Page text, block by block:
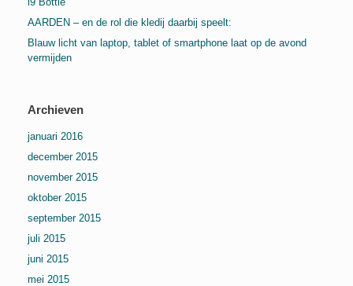
AARDEN – en de rol die kledij daarbij speelt:
Blauw licht van laptop, tablet of smartphone laat op de avond
vermijden
Archieven
januari 2016
december 2015
november 2015
oktober 2015
september 2015
juli 2015
juni 2015
mei 2015